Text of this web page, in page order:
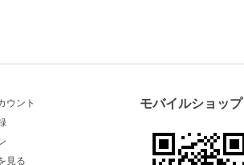
ウント
見る
モバイルショップ